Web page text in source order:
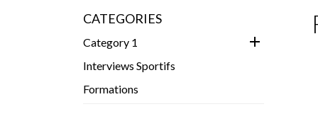
CATEGORIES
Category 1 add
Interviews Sportifs
Formations